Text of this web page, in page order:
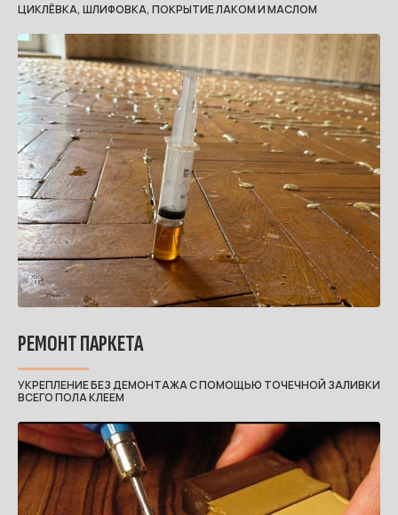
ЦИКЛЁВКА, ШЛИФОВКА, ПОКРЫТИЕ ЛАКОМ И МАСЛОМ
РЕМОНТ ПАРКЕТА
УКРЕПЛЕНИЕ БЕЗ ДЕМОНТАЖА С ПОМОЩЬЮ ТОЧЕЧНОЙ ЗАЛИВКИ
ВСЕГО ПОЛА КЛЕЕМ